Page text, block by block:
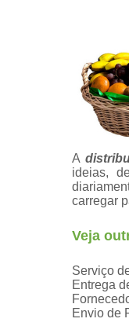
A
ideias,
carregar
Veja
Serviço
Entrega
Envio de